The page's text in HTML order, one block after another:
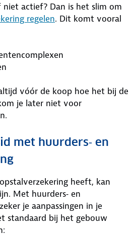
niet actief? Dan is het slim om
regelen. Dit komt vooral
vóór de koop hoe het bij de
je later niet voor
met huurders‑ en
heeft, kan
Met huurders‑ en
je aanpassingen in je
standaard bij het gebouw